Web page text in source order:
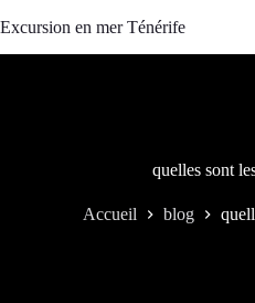
au
Excursion en mer Ténérife
quelles sont
Accueil blog